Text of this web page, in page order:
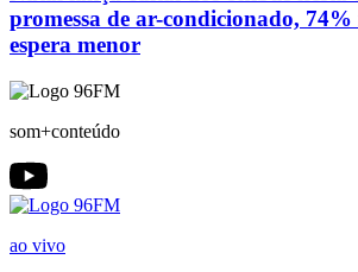
promessa de ar-condicionado, 74%
espera menor
som+conteúdo
ao vivo